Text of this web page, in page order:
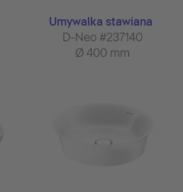
Umywalka stawiana
D-Neo #237140
Ø 400 mm